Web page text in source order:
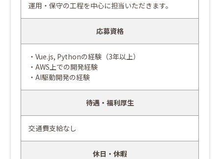
運用・保守の工程を中心に担当いただきます。
応募資格
・Vue.js, Pythonの経験（3年以上）
・AWS上での開発経験
・AI駆動開発の経験
待遇・福利厚生
交通費支給なし
休日・休暇